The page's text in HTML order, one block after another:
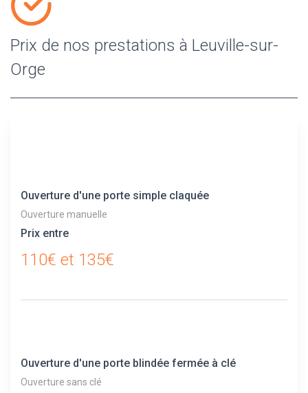
Prix de nos prestations à Leuville-sur-
Orge
Ouverture d'une porte simple claquée
Ouverture manuelle
Prix entre
110€ et 135€
Ouverture d'une porte blindée fermée à clé
Ouverture sans clé